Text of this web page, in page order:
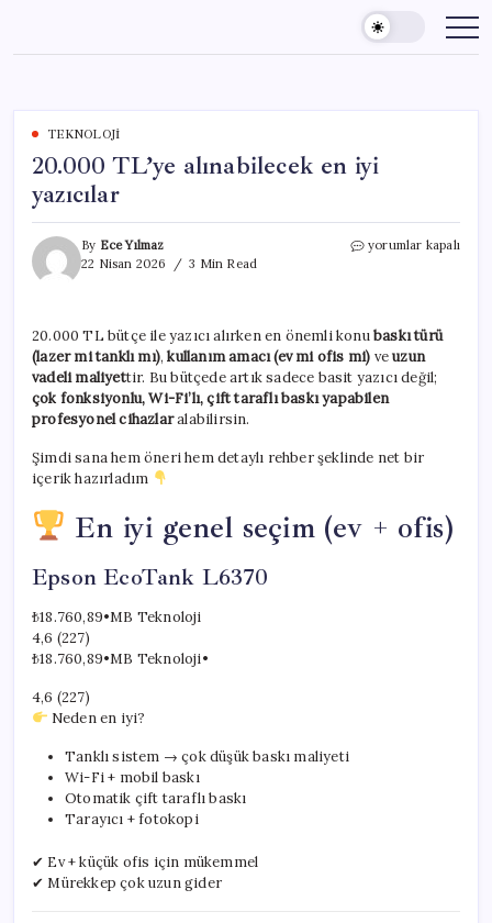
content
TEKNOLOJI
20.000 TL’ye alınabilecek en iyi
yazıcılar
By Ece Yılmaz
22 Nisan 2026
3 Min Read
20.000
yazıcılar
için
yorumlar kapalı
20.000 TL bütçe ile yazıcı alırken en önemli konubaskı türü
(lazer mi tanklı mı),kullanım amacı (ev mi ofis mi) veuzun
vadeli maliyettir. Bu bütçede artık sadece basit yazıcı değil;
çok fonksiyonlu, Wi-Fi’lı, çift taraflı baskı yapabilen
profesyonel cihazlaralabilirsin.
Şimdi sana hem öneri hem detaylı rehber şeklinde net bir
içerik hazırladım
En iyi genel seçim (ev + ofis)
Epson EcoTank L6370
₺18.760,89•MB Teknoloji
4,6 (227)
₺18.760,89•MB Teknoloji•
4,6 (227)
Neden en iyi?
Tanklı sistem → çok düşük baskı maliyeti
Wi-Fi + mobil baskı
Otomatik çift taraflı baskı
Tarayıcı + fotokopi
✔ Ev + küçük ofis için mükemmel
✔ Mürekkep çok uzun gider